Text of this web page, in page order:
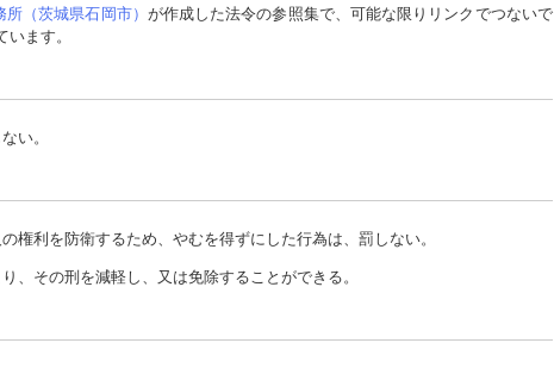
（茨城県石岡市） が作成した法令の参照集で、可能な限りリンクでつないで
ます。
い。
権利を防衛するため、やむを得ずにした行為は、罰しない。
、その刑を減軽し、又は免除することができる。